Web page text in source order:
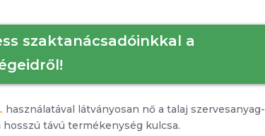
szaktanácsadóinkkal a
használatával látványosan nő a talaj szervesanyag-
hosszú távú termékenység kulcsa.